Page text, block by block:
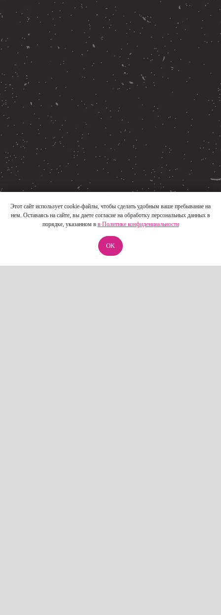
ИП Якупова Людмила Никандровна
ИНН: 121500742801
ОГРНИП: 323120000029126
О нас
Корпоративные тренинги
Контакты
info@moscowimprovclub.com
+7 995 116 4556
Политика кофиденциальности
*Компания Meta, а также ее продукты Facebook и
Instagram признаны экстремистскими в РФ
Этот сайт использует cookie-файлы, чтобы сделать удобным ваше пребывание на
нем. Оставаясь на сайте, вы даете согласие на обработку персональных данных в
порядке, указанном в в Политике конфиденциальности
ОК